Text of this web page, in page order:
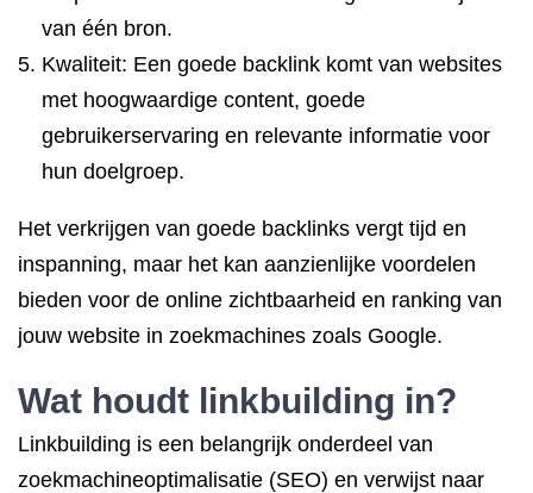
van één bron.
Kwaliteit: Een goede backlink komt van websites
met hoogwaardige content, goede
gebruikerservaring en relevante informatie voor
hun doelgroep.
Het verkrijgen van goede backlinks vergt tijd en
inspanning, maar het kan aanzienlijke voordelen
bieden voor de online zichtbaarheid en ranking van
jouw website in zoekmachines zoals Google.
Wat houdt linkbuilding in?
Linkbuilding is een belangrijk onderdeel van
zoekmachineoptimalisatie (SEO) en verwijst naar